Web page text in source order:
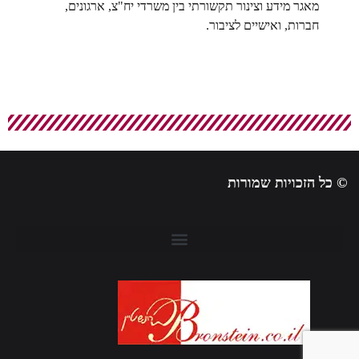
מאגר מידע וצינור תקשורתי בין משרדי יח"צ, ארגונים,
חברות, ואישיים לציבור.
© כל הזכויות שמורות